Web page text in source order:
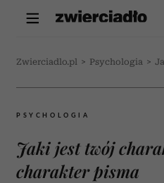
Zwierciadlo.pl > Psychologia >
PSYCHOLOGIA
Jaki jest twój
charakter pisma